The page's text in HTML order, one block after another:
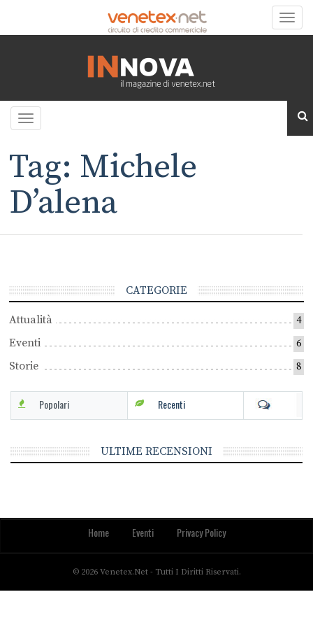
Toggle
Toggle
Tag: Michele
D’alena
CATEGORIE
Attualità 4
Eventi 6
Storie 8
Popolari Recenti
ULTIME RECENSIONI
Home Eventi Privacy Policy
© 2026 Venetex.net - Tutti I Diritti Riservati.